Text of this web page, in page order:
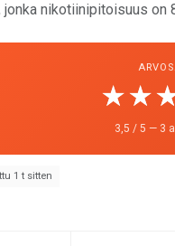
jonka nikotiinipitoisuus on
3,5 / 5 — 3
1 t sitten